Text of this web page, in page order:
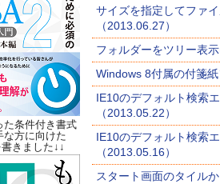
た条件付き書式
な方に向けた
きました↓↓
サイズを指定してファ
（2013.06.27）
フォルダーをツリー表
Windows 8付属の付箋
IE10のデフォルト検索
（2013.05.22）
IE10のデフォルト検索
（2013.05.16）
スタート画面のタイル